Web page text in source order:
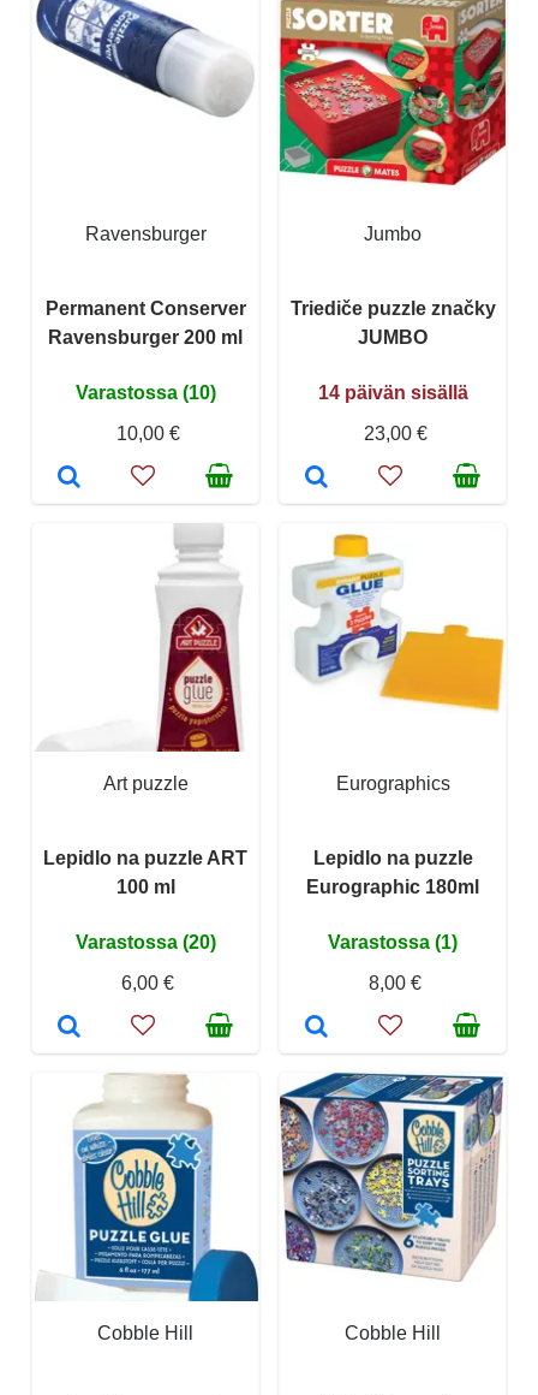
Ravensburger
Permanent Conserver
Ravensburger 200 ml
Varastossa (10)
10,00 €
Jumbo
Triediče puzzle značky
JUMBO
14 päivän sisällä
23,00 €
Art puzzle
Lepidlo na puzzle ART
100 ml
Varastossa (20)
6,00 €
Eurographics
Lepidlo na puzzle
Eurographic 180ml
Varastossa (1)
8,00 €
Cobble Hill Cobble Hill